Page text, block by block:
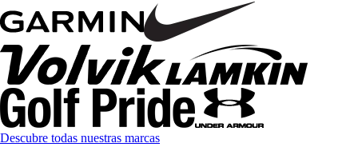
Descubre todas nuestras marcas